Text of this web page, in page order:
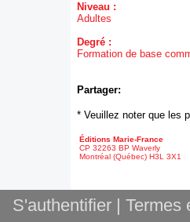
Niveau :
Adultes
Degré :
Formation de base
Partager:
* Veuillez noter que les
Éditions Marie-France
CP 32263 BP Waverly
Montréal (Québec) H3L 3X1
S'authentifier| Termes